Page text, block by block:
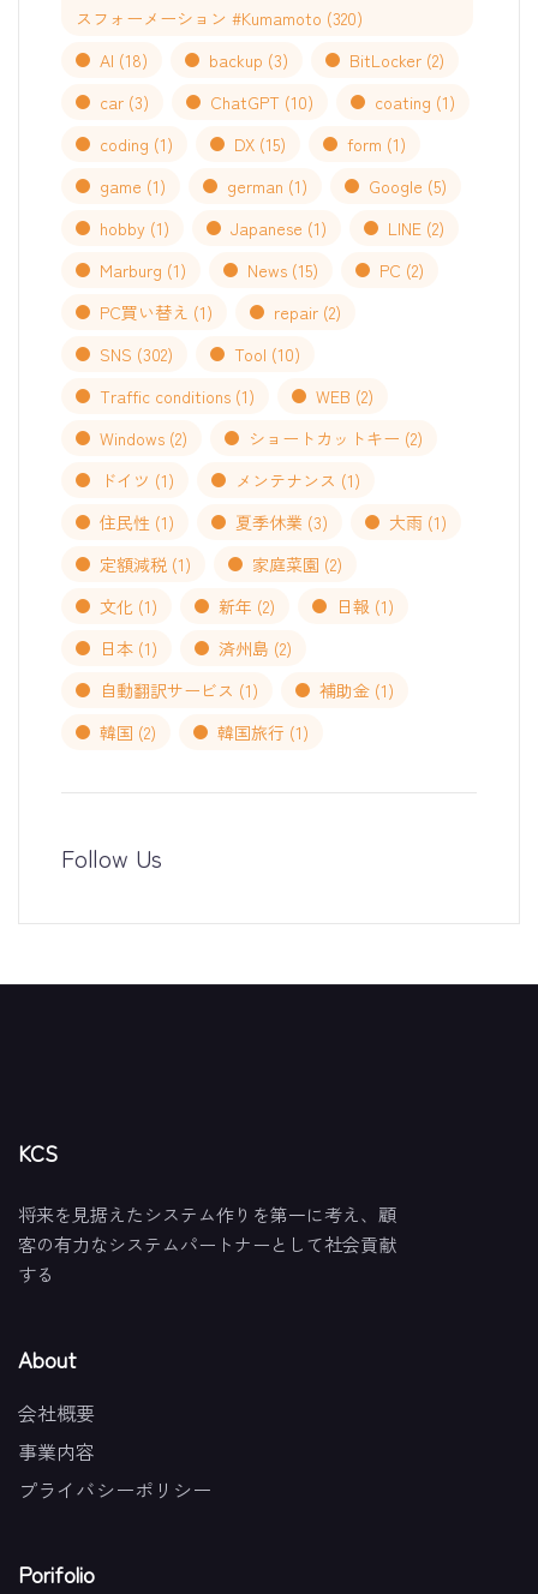
スフォーメーション #Kumamoto (320)
AI (18) backup (3) BitLocker (2)
car (3) ChatGPT (10) coating (1)
coding (1) DX (15) form (1)
game (1) german (1) Google (5)
hobby (1) Japanese (1) LINE (2)
Marburg (1) News (15) PC (2)
PC買い替え (1) repair (2)
SNS (302) Tool (10)
Traffic conditions (1) WEB (2)
Windows (2) ショートカットキー (2)
ドイツ (1) メンテナンス (1)
住民性 (1) 夏季休業 (3) 大雨 (1)
定額減税 (1) 家庭菜園 (2)
文化 (1) 新年 (2) 日報 (1)
日本 (1) 済州島 (2)
自動翻訳サービス (1) 補助金 (1)
韓国 (2) 韓国旅行 (1)
Follow Us
KCS
将来を見据えたシステム作りを第一に考え、顧
客の有力なシステムパートナーとして社会貢献
する
About
会社概要
事業内容
プライバシーポリシー
Porifolio